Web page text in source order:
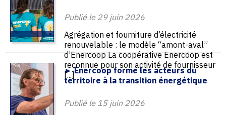
Publié le 29 juin 2026
Agrégation et fourniture d’électricité
renouvelable : le modèle “amont-aval”
d’Enercoop La coopérative Enercoop est
reconnue pour son activité de fournisseur
[...]
► Enercoop forme les acteurs du
territoire à la transition énergétique
Publié le 15 juin 2026